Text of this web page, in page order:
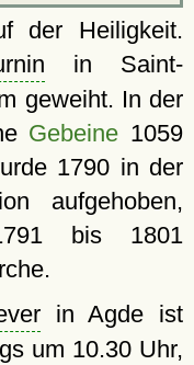
der Heiligkeit.
in Saint-
geweiht. In der
Gebeine 1059
1790 in der
aufgehoben,
bis 1801
in Agde ist
um 10.30 Uhr,